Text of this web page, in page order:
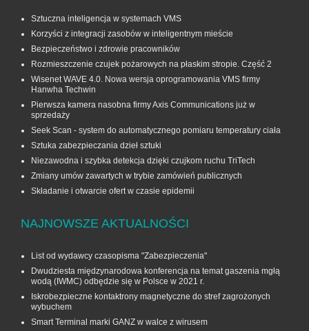
Sztuczna inteligencja w systemach VMS
Korzyści z integracji zasobów w inteligentnym mieście
Bezpieczeństwo i zdrowie pracowników
Rozmieszczenie czujek pożarowych na płaskim stropie. Część 2
Wisenet WAVE 4.0. Nowa wersja oprogramowania VMS firmy
Hanwha Techwin
Pierwsza kamera nasobna firmy Axis Communications już w
sprzedaży
Seek Scan - system do automatycznego pomiaru temperatury ciała
Sztuka zabezpieczania dzieł sztuki
Niezawodna i szybka detekcja dzięki czujkom ruchu TriTech
Zmiany umów zawartych w trybie zamówień publicznych
Składanie i otwarcie ofert w czasie epidemii
NAJNOWSZE AKTUALNOŚCI
List od wydawcy czasopisma "Zabezpieczenia"
Dwudziesta międzynarodowa konferencja na temat gaszenia mgłą
wodą (IWMC) odbędzie się w Polsce w 2021 r.
Iskrobezpieczne kontaktrony magnetyczne do stref zagrożonych
wybuchem
Smart Terminal marki GANZ w walce z wirusem